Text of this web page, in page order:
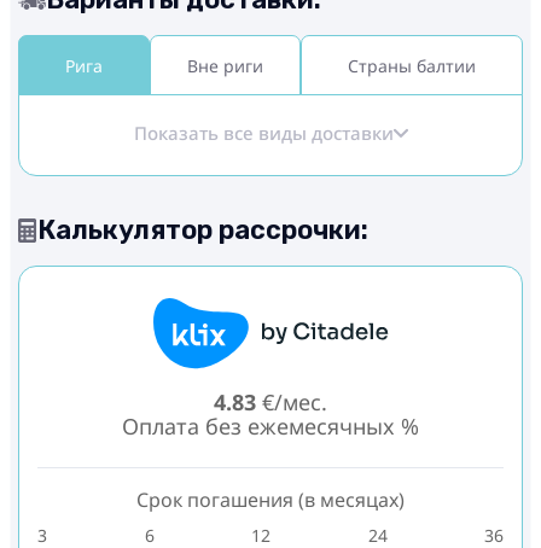
Рига Вне риги Страны балтии
Показать все виды доставки
Калькулятор рассрочки:
4.83 €/мес.
Оплата без ежемесячных %
Срок погашения (в месяцах)
3 6 12 24 36